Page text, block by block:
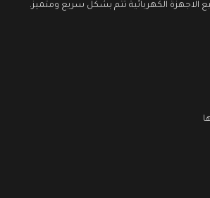
الاجهزة الكهربائية تتم بشكل سريع ومتميز.